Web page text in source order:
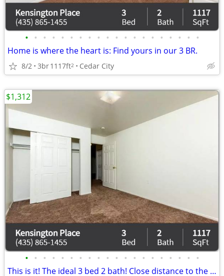
• • • • • • • • • • • • • • • • • • • •
Home is where the heart is: Find yours in our 3 BR.
8/2 3br1117ft2 Cedar City
• • • • • • • • • • • • • • • • • • • •
This is it! The ideal 3 bed 2 bath! Close distance to the campus
$1,312